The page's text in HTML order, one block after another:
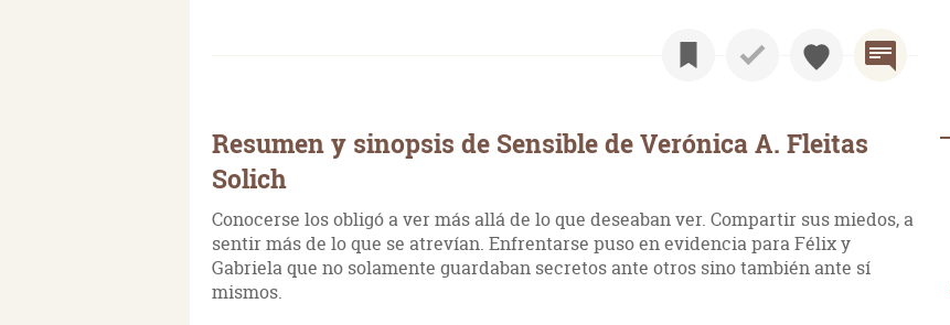
Resumen y sinopsis de Sensible de Verónica A. Fleitas
Solich
Conocerse los obligó a ver más allá de lo que deseaban ver. Compartir sus miedos, a
sentir más de lo que se atrevían. Enfrentarse puso en evidencia para Félix y
Gabriela que no solamente guardaban secretos ante otros sino también ante sí
mismos.